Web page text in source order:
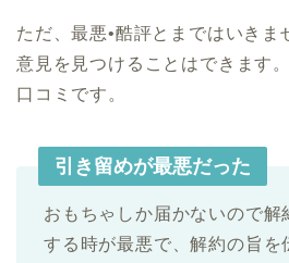
ただ、最悪•酷評とまではいきま
意見を見つけることはできます
口コミです。
引き留めが最悪だった
おもちゃしか届かないので解
する時が最悪で、解約の旨を